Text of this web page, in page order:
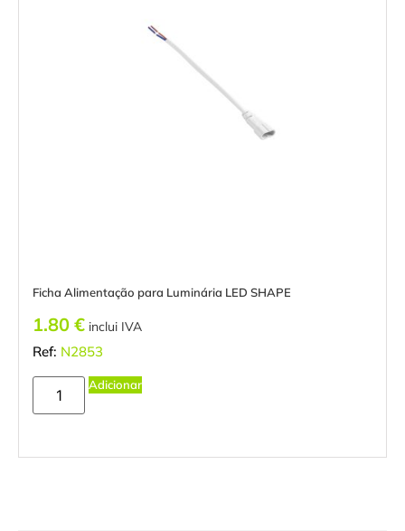
Ficha Alimentação para Luminária LED SHAPE
1.80 € inclui IVA
Ref: N2853
Adicionar